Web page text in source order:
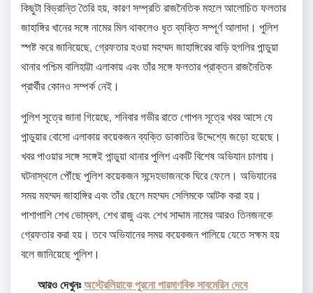
কিছুটা বিভ্রান্তি তৈরি হয়, কারণ সম্প্রতি রাজনৈতিক মহলে আলোচিত ফলতার
জাহাঙ্গির খানের সঙ্গে নামের মিল থাকলেও ধৃত ব্যক্তি সম্পূর্ণ আলাদা। পুলিশ
স্পষ্ট করে জানিয়েছে, গ্রেফতার হওয়া মহম্মদ জাহাঙ্গিরের বাড়ি হুগলির পান্ডুয়া
থানার পশ্চিম বালিহাট্টা এলাকায় এবং তাঁর সঙ্গে ফলতার প্রাক্তন রাজনৈতিক
প্রার্থীর কোনও সম্পর্ক নেই।
পুলিশ সূত্রে জানা গিয়েছে, শনিবার গভীর রাতে গোপন সূত্রে খবর আসে যে
পান্ডুয়ার বোসো এলাকায় কয়েকজন ব্যক্তি ডাকাতির উদ্দেশ্যে জড়ো হয়েছে।
খবর পাওয়ার সঙ্গে সঙ্গেই পান্ডুয়া থানার পুলিশ একটি বিশেষ অভিযান চালায়।
ঘটনাস্থলে পৌঁছে পুলিশ কয়েকজন সন্দেহভাজনকে ঘিরে ফেলে। অভিযানের
সময় মহম্মদ জাহাঙ্গির এবং তাঁর ছেলে মহম্মদ সেলিমকে আটক করা হয়।
পাশাপাশি শেখ ভোম্বল, শেখ রাজু এবং শেখ সাদ্দাম নামের আরও তিনজনকে
গ্রেফতার করা হয়। তবে অভিযানের সময় কয়েকজন পালিয়ে যেতে সক্ষম হয়
বলে জানিয়েছে পুলিশ।
আরও দেখুনঃঅস্ট্রেলিয়াকে পুরনো পারমাণবিক সাবমেরিন দেবে